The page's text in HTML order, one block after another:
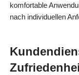
komfortable
nach individuellen